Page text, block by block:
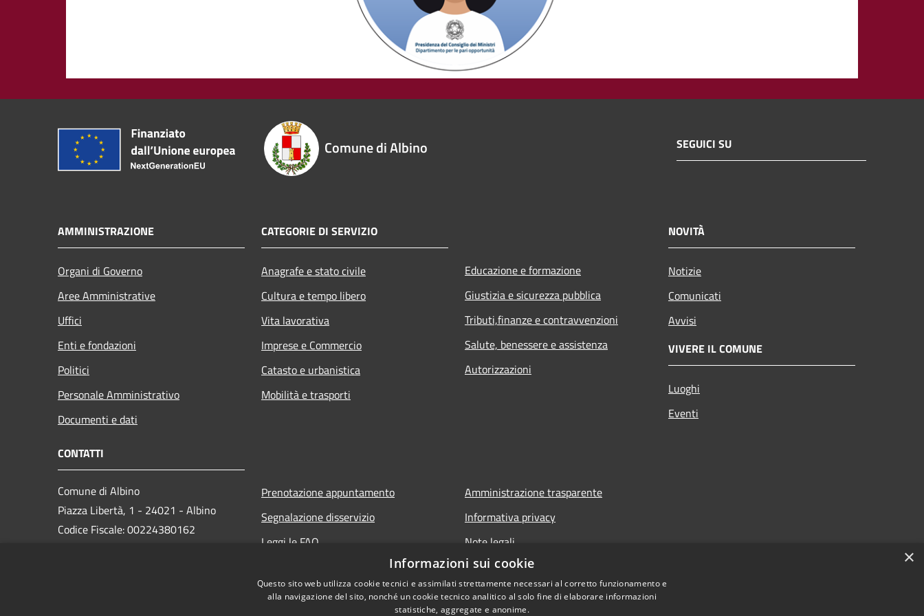
Comune di Albino SEGUICI SU
AMMINISTRAZIONE
Organi di Governo
Aree Amministrative
Uffici
Enti e fondazioni
Politici
Personale Amministrativo
Documenti e dati
CATEGORIE DI SERVIZIO
Anagrafe e stato civile
Cultura e tempo libero
Vita lavorativa
Imprese e Commercio
Catasto e urbanistica
Mobilità e trasporti
Educazione e formazione
Giustizia e sicurezza pubblica
Tributi,finanze e contravvenzioni
Salute, benessere e assistenza
Autorizzazioni
NOVITÀ
Notizie
Comunicati
Avvisi
VIVERE IL COMUNE
Luoghi
Eventi
CONTATTI
Comune di Albino
Piazza Libertà, 1 - 24021 - Albino
Codice Fiscale: 00224380162
Prenotazione appuntamento
Segnalazione disservizio
Leggi le FAQ
Amministrazione trasparente
Informativa privacy
Note legali
Dichiarazione di accessibilità
×
Informazioni sui cookie
Questo sito web utilizza cookie tecnici e assimilati strettamente necessari al corretto funzionamento e
alla navigazione del sito, nonché un cookie tecnico analitico al solo fine di elaborare informazioni
statistiche, aggregate e anonime.